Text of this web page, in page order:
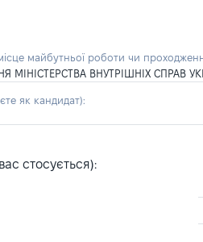
майбутньої роботи чи
МІНІСТЕРСТВА ВНУТРІШНІХ СПРАВ
як кандидат):
стосується):